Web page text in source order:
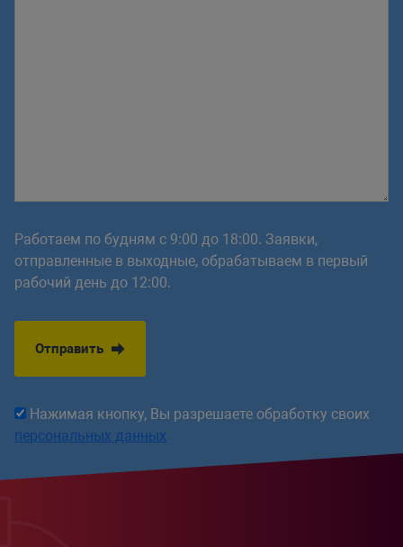
Работаем по будням с 9:00 до 18:00. Заявки,
отправленные в выходные, обрабатываем в первый
рабочий день до 12:00.
Отправить
Нажимая кнопку, Вы разрешаете обработку своих
персональных данных